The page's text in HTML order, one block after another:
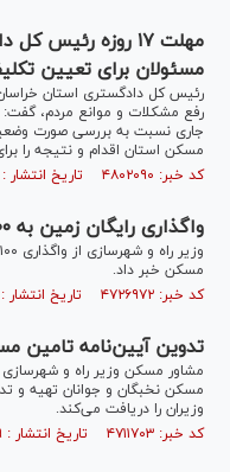
مهلت ۱۷ روزه
مسئولان برای تعیین
رئیس کل دادگستری استان
رفع مشکلات و موانع مردم، گفت:
جاری نسبت به بررسی صورت
مسکن استان اقدام و نتیجه را
کد خبر: ۴۸۰۲۰۹۰ تاریخ انتشار : ۱۴۰۳/۰۸/۱۳
واگذاری رایگان زمین به ۱۰۰ هزار متقاضی مسکن ملی
مسکن خبر داد.
کد خبر: ۴۷۲۶۹۷۲ تاریخ انتشار : ۱۴۰۲/۰۵/۱۱
تدوین آیین‌نامه تامین
مشاور مسکن وزیر راه و
مسکن نخبگان و جوانان تهیه و
وزیران را دریافت می‌کند.
کد خبر: ۴۷۱۱۷۰۳ تاریخ انتشار : ۱۴۰۲/۰۲/۱۹